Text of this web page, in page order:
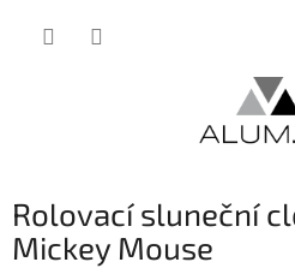
Rolovací sluneční
Mickey Mouse